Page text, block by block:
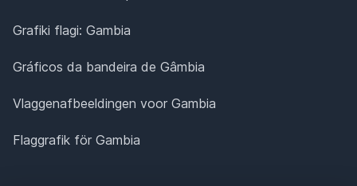
Grafiki flagi: Gambia
Gráficos da bandeira de Gâmbia
Vlaggenafbeeldingen voor Gambia
Flaggrafik för Gambia